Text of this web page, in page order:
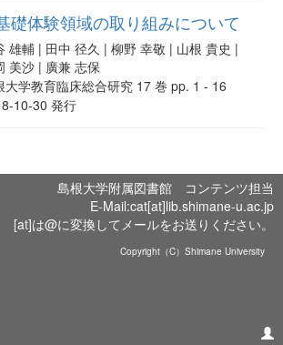
礎体験領域の取り組みについて
雄輔 | 田中 径久 | 柳野 幸敬 | 山根 貴史 |
美沙 | 廣兼 志保
大学教育臨床総合研究 17 巻 pp. 1 - 16
10-30 発行
島根大学附属図書館 コンテンツ担当
E-Mail:cat[at]lib.shimane-u.ac.jp
[at]は@に変換してメールをお送りください。
Copyright（C）Shimane University